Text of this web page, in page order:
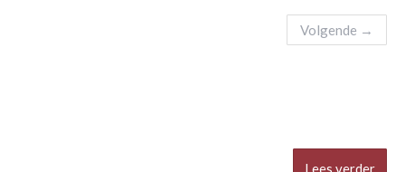
Volgende →
Lees verder